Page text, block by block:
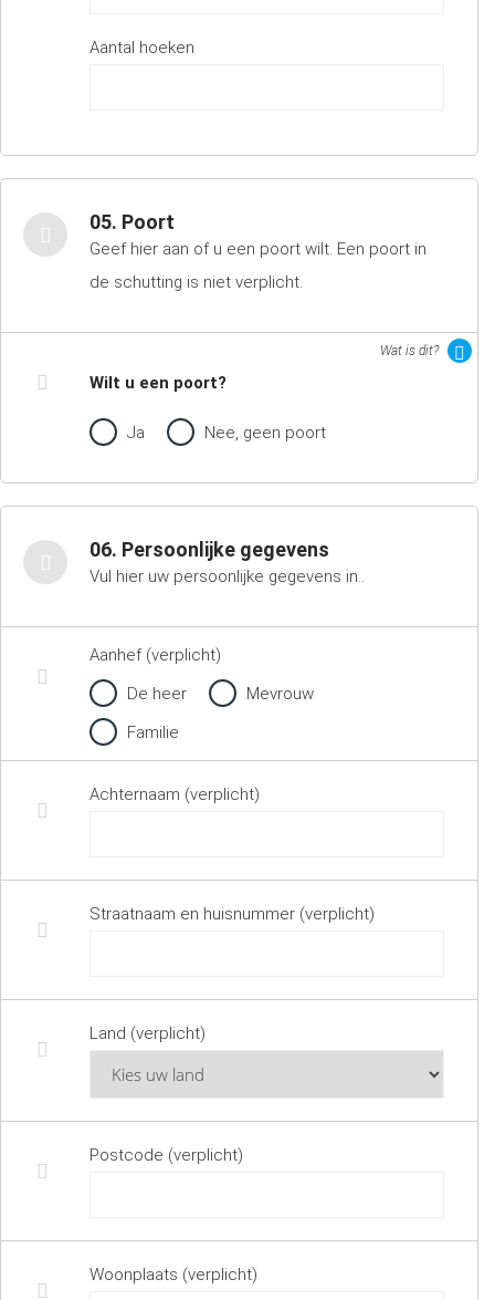
Aantal hoeken
05. Poort
Geef hier aan of u een poort wilt. Een poort in
de schutting is niet verplicht.
Wat is dit?
Wilt u een poort?
Ja Nee, geen poort
06. Persoonlijke gegevens
Vul hier uw persoonlijke gegevens in..
Aanhef (verplicht)
De heer
Mevrouw
Familie
Achternaam (verplicht)
Straatnaam en huisnummer (verplicht)
Land (verplicht)
Postcode (verplicht)
Woonplaats (verplicht)